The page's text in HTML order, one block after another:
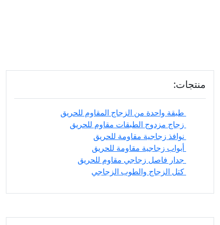
منتجات:
طبقة واحدة من الزجاج المقاوم للحريق
زجاج مزدوج الطبقات مقاوم للحريق
نوافذ زجاجية مقاومة للحريق
أبواب زجاجية مقاومة للحريق
جدار فاصل زجاجي مقاوم للحريق
كتل الزجاج والطوب الزجاجي